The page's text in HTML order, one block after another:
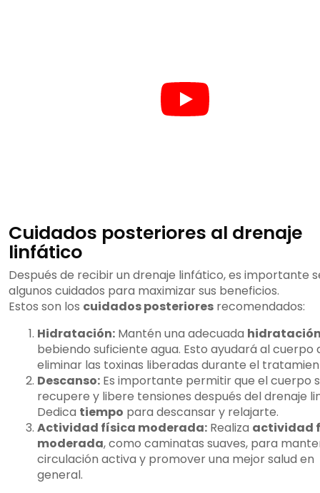
Cuidados posteriores al drenaje
linfático
Después de recibir un drenaje linfático, es importante
algunos cuidados para maximizar sus beneficios.
Estos son los cuidados posteriores recomendados:
Hidratación: Mantén una adecuada
bebiendo suficiente agua. Esto ayudará al cuerpo
eliminar las toxinas liberadas durante el
Descanso: Es importante permitir que el cuerpo
recupere y libere tensiones después del drenaje
Dedica tiempo para descansar y relajarte.
Actividad física moderada: Realiza actividad
moderada, como caminatas suaves, para
circulación activa y promover una mejor salud en
general.